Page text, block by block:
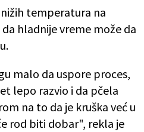
temperatura na
hladnije vreme može da
malo da uspore proces,
lepo razvio i da pčela
na to da je kruška već u
rod biti dobar", rekla je